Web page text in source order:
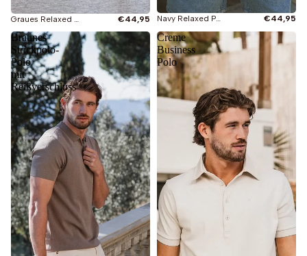
Sie sehen gerade
Alles
Neu
Oversized T-Shirts
Slimfit T-Shirts
Langarmshirts
€44,95 Navy Relaxed Polo €44,95
Braunes
Strickpolo-
Polo
mit
Reißverschluss
Creme
Business
Polo